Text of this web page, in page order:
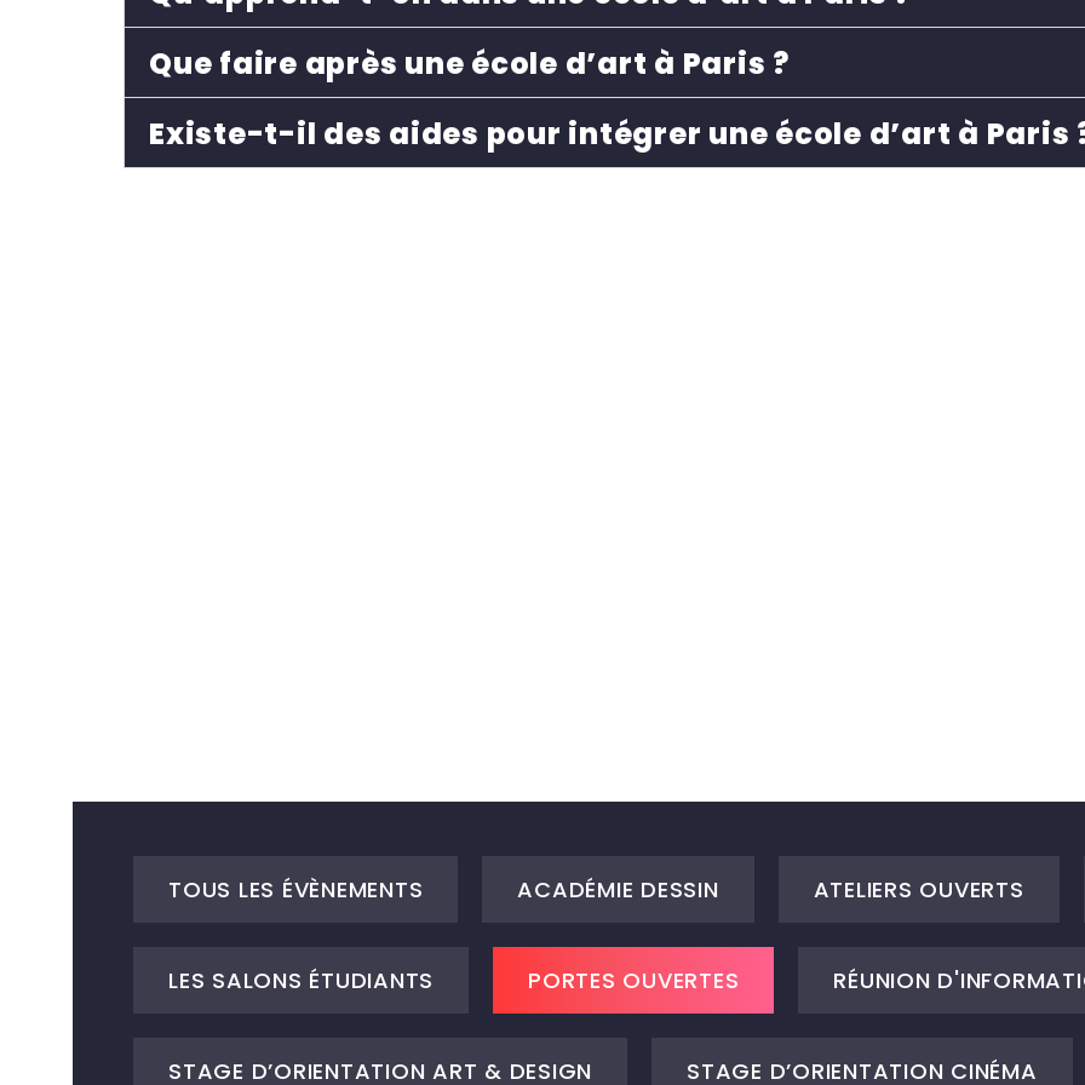
Que faire après une école d’art à Paris ?
Existe-t-il des aides pour intégrer une école d’art à Paris
TOUS LES ÉVÈNEMENTS ACADÉMIE DESSIN ATELIERS OUVERTS
LES SALONS ÉTUDIANTS PORTES OUVERTES RÉUNION
STAGE D’ORIENTATION ART & DESIGN STAGE D’ORIENTATION CINÉMA